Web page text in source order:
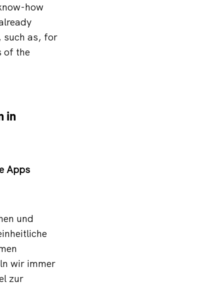
how
such as, for
of the
in
Apps
und
wir immer
zur